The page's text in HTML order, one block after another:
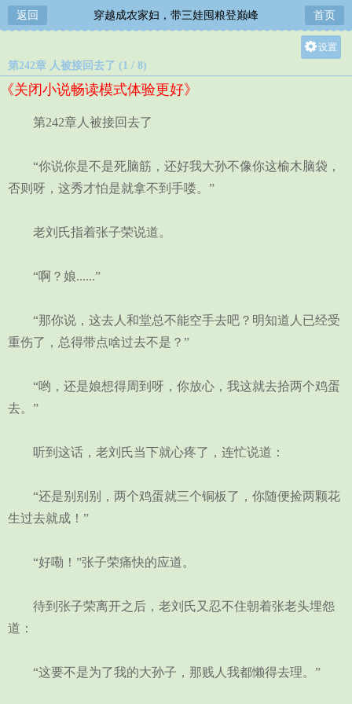
返回 穿越成农家妇，带三娃囤粮登巅峰 首页
设置
第242章 人被接回去了 (1 / 8)
《关闭小说畅读模式体验更好》
第242章人被接回去了
“你说你是不是死脑筋，还好我大孙不像你这榆木脑袋，
否则呀，这秀才怕是就拿不到手喽。”
老刘氏指着张子荣说道。
“啊？娘......”
“那你说，这去人和堂总不能空手去吧？明知道人已经受
重伤了，总得带点啥过去不是？”
“哟，还是娘想得周到呀，你放心，我这就去拾两个鸡蛋
去。”
听到这话，老刘氏当下就心疼了，连忙说道：
“还是别别别，两个鸡蛋就三个铜板了，你随便捡两颗花
生过去就成！”
“好嘞！”张子荣痛快的应道。
待到张子荣离开之后，老刘氏又忍不住朝着张老头埋怨
道：
“这要不是为了我的大孙子，那贱人我都懒得去理。”